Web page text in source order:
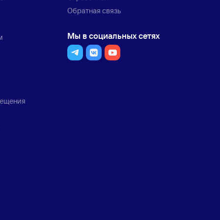
Обратная связь
Мы в социальных сетях